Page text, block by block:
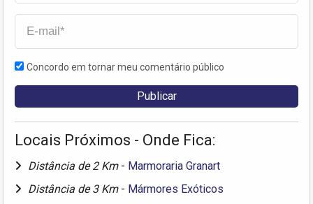
Concordo em tornar meu comentário público
Locais Próximos - Onde Fica:
Distância de 2 Km - Marmoraria Granart
Distância de 3 Km - Mármores Exóticos